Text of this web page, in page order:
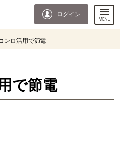
ログイン
ンロ活用で節電
で節電